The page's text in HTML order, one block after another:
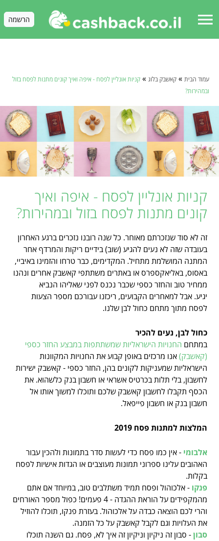
menu הרשמה
עמוד הבית » קאשבק בלוג » קניות אונליין לפסח - איפה ואיך קונים מתנות לפסח בזול
ובמהירות?
קניות אונליין לפסח - איפה ואיך
קונים מתנות לפסח בזול ובמהירות?
זה לא סוד שנזכרתם מאוחר. כל שנה רובנו נזכרים ברגע האחרון
בעובדה שזה לא נעים להגיע (שוב) בידיים ריקות והמרדף אחר
המתנה המושלמת מתחיל. המקדימים, כבר טרחו והזמינו באיביי,
באסוס, באליאקספרס או באתרים משתתפי קאשבק אחרים ונהנו
ממחיר טוב והחזר כספי שכבר נכנס לפני שאליהו הנביא
יגיע. אבל למאחרים הקבועים, ריכזנו עבורכם מספר הצעות
לפסח מתוך מתחם כחול לבן שלנו.
כחול לבן, נעים להכיר
במתחם החנויות הישראליות שמשתתפות במבצע החזר כספי
(קאשבק)אנו מרכזים באופן קבוע את החנויות המקוונות
הישראליות שמעניקות לקונים בהן, החזר כספי - קאשבק ישירות
לחשבון, בלי תלות בכרטיס אשראי או חשבון בנק כלשהוא. את
הכסף תקבלו לחשבון קאשבק שלכם ותוכלו למשוך אותו אל
חשבון בנק או חשבון פייפאל.
המלצות למתנות פסח 2019
אלבומי - אין כמו פסח כדי לעשות סדר בתמונות ולהכין עבור
האהובים עלינו ספרוני תמונות מעוצבים או הגדות אישיות לפסח
בקלות.
פנקו - אלכוהול ופסח תמיד משתלבים טוב, במיוחד אם אתם
מהמקפידים על הוראת ההגדה - 4 פעמים! כפול מספר האורחים
והרי לכם הוצאה כבדה על אלכוהול. בעזרת פנקו, תוכלו להוזיל
את העלויות וגם לקבל קאשבק על כל הזמנה.
סבון- סבון זה ניקיון וניקיון זה איך לא, פסח. גם השנה תוכלו